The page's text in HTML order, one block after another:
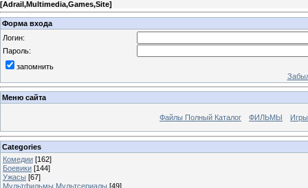
[Adrail,Multimedia,Games,Site]
Форма входа
Логин:
Пароль:
запомнить
Меню сайта
Файлы Полный Каталог ФИЛЬМЫ
Categories
Комедии [162]
Боевики [144]
Ужасы [67]
Мультфильмы,Мультсериалы [49]